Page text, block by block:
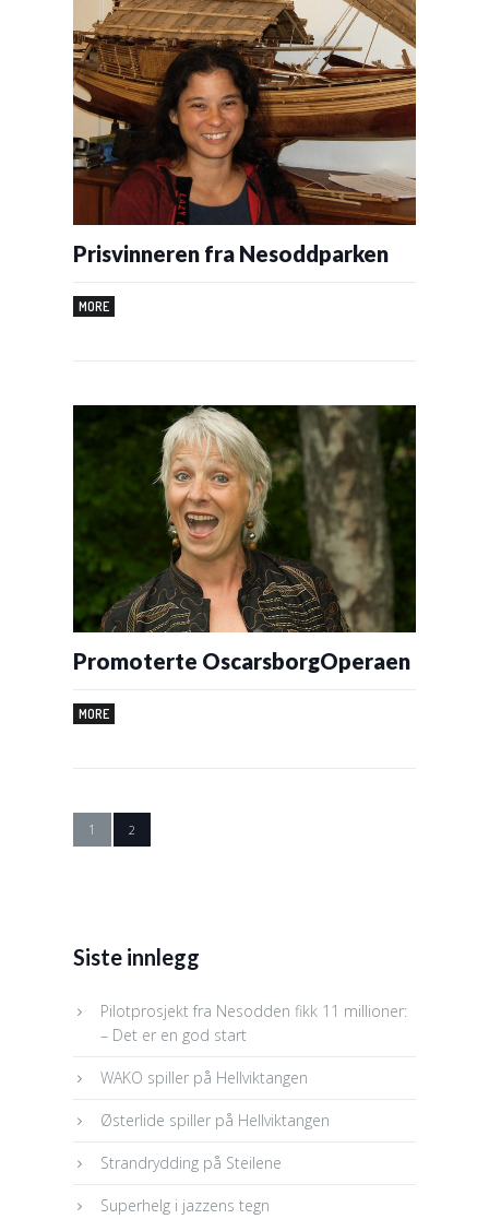
Prisvinneren fra Nesoddparken
MORE
Promoterte OscarsborgOperaen
MORE
1 2
Siste innlegg
Pilotprosjekt fra Nesodden fikk 11 millioner:
– Det er en god start
WAKO spiller på Hellviktangen
Østerlide spiller på Hellviktangen
Strandrydding på Steilene
Superhelg i jazzens tegn